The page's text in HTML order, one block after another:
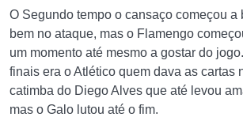
O Segundo tempo o cansaço começou a
bem no ataque, mas o Flamengo
um momento até mesmo a gostar do
finais era o Atlético quem dava as cartas
catimba do Diego Alves que até levou
mas o Galo lutou até o fim.